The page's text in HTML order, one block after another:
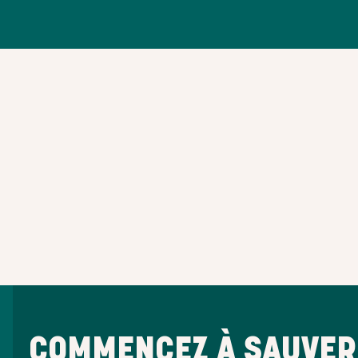
COMMENCEZ À